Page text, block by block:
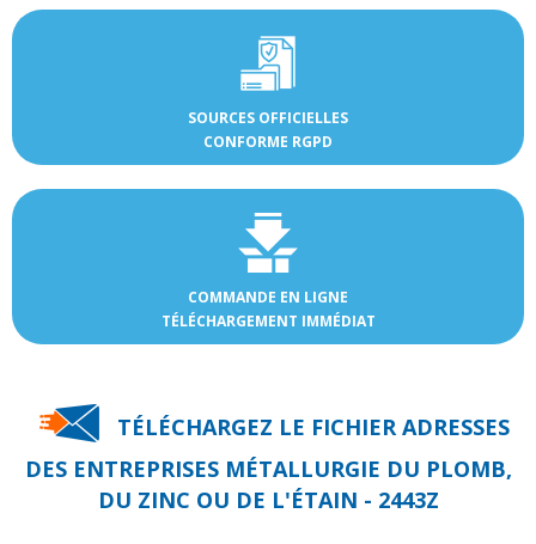
SOURCES OFFICIELLES
CONFORME RGPD
COMMANDE EN LIGNE
TÉLÉCHARGEMENT IMMÉDIAT
TÉLÉCHARGEZ LE FICHIER ADRESSES
DES ENTREPRISES MÉTALLURGIE DU PLOMB,
DU ZINC OU DE L'ÉTAIN - 2443Z